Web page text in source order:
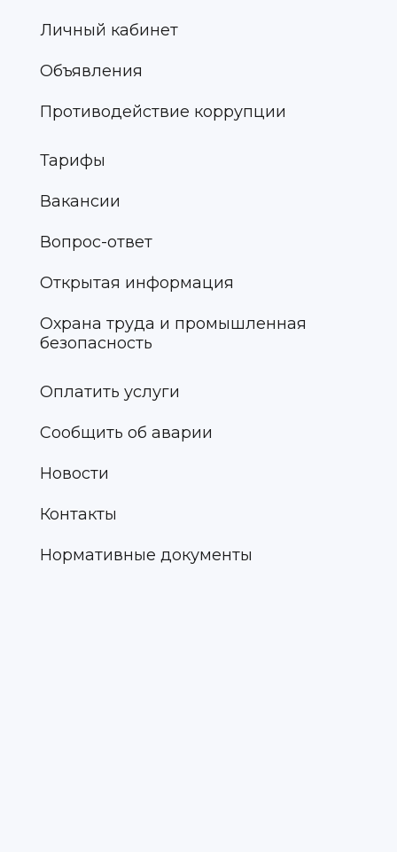
Личный кабинет
Объявления
Противодействие коррупции
Тарифы
Вакансии
Вопрос-ответ
Открытая информация
Охрана труда и промышленная
безопасность
Оплатить услуги
Сообщить об аварии
Новости
Контакты
Нормативные документы